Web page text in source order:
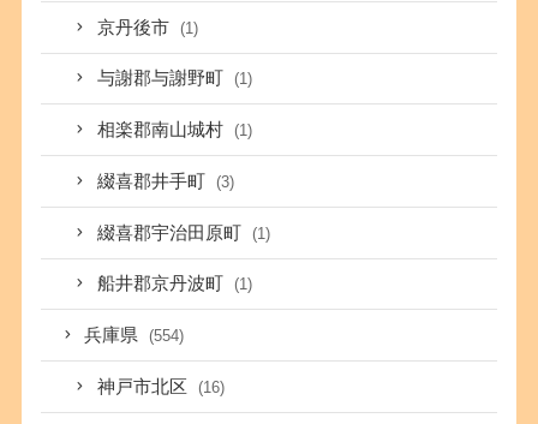
京丹後市 (1)
与謝郡与謝野町 (1)
相楽郡南山城村 (1)
綴喜郡井手町 (3)
綴喜郡宇治田原町 (1)
船井郡京丹波町 (1)
兵庫県 (554)
神戸市北区 (16)